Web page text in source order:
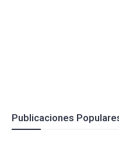
Publicaciones